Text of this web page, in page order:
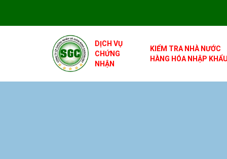
DỊCH VỤ
CHỨNG
NHẬN
KIỂM TRA NHÀ NƯỚC
HÀNG HÓA NHẬP